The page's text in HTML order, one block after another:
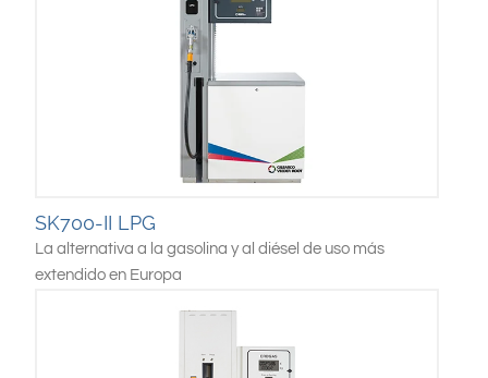
SK700-II LPG
La alternativa a la gasolina y al diésel de uso más
extendido en Europa